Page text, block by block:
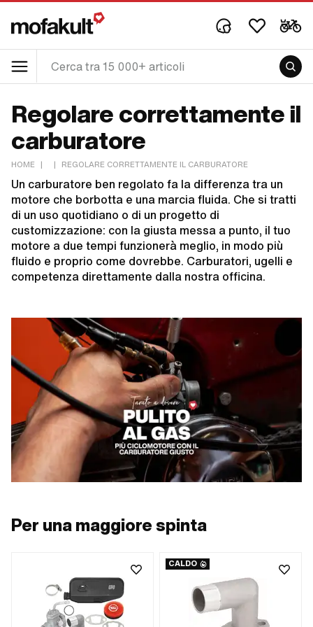
Regolare correttamente il
carburatore
HOME | | REGOLARE CORRETTAMENTE IL CARBURATORE
Un carburatore ben regolato fa la differenza tra un
motore che borbotta e una marcia fluida. Che si tratti
di un uso quotidiano o di un progetto di
customizzazione: con la giusta messa a punto, il tuo
motore a due tempi funzionerà meglio, in modo più
fluido e proprio come dovrebbe. Carburatori, ugelli e
competenza direttamente dalla nostra officina.
Per una maggiore spinta
CALDO